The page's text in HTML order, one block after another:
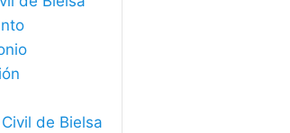
de Bielsa